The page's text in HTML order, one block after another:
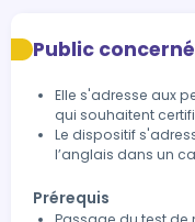
Public concerné
Elle s'adresse aux
qui souhaitent
Le dispositif
l’anglais dans un
Prérequis